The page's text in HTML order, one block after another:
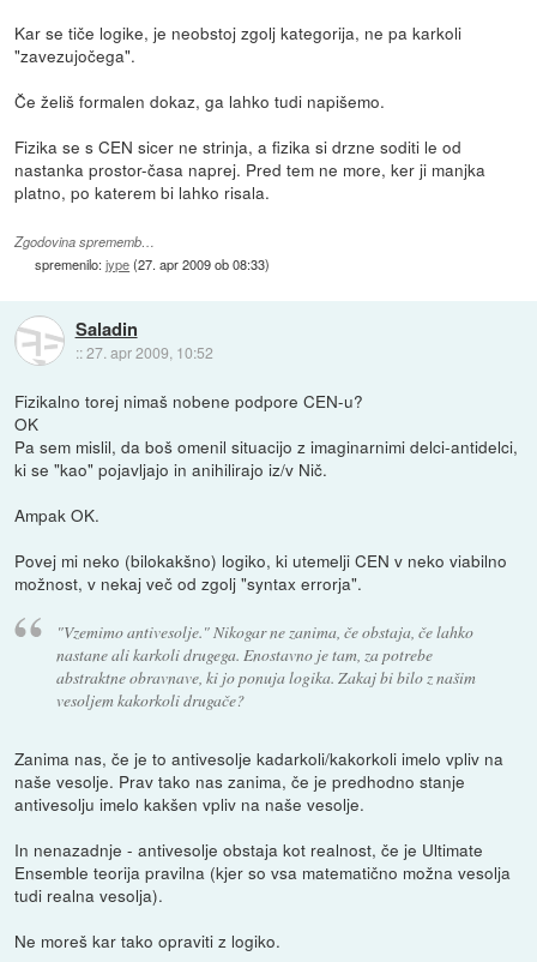
Kar se tiče logike, je neobstoj zgolj kategorija, ne pa karkoli
"zavezujočega".
Če želiš formalen dokaz, ga lahko tudi napišemo.
Fizika se s CEN sicer ne strinja, a fizika si drzne soditi le od
nastanka prostor-časa naprej. Pred tem ne more, ker ji manjka
platno, po katerem bi lahko risala.
Zgodovina sprememb…
spremenilo:jype(27. apr 2009 ob 08:33)
Saladin
::27. apr 2009, 10:52
Fizikalno torej nimaš nobene podpore CEN-u?
OK
Pa sem mislil, da boš omenil situacijo z imaginarnimi delci-antidelci,
ki se "kao" pojavljajo in anihilirajo iz/v Nič.
Ampak OK.
Povej mi neko (bilokakšno) logiko, ki utemelji CEN v neko viabilno
možnost, v nekaj več od zgolj "syntax errorja".
"Vzemimo antivesolje." Nikogar ne zanima, če obstaja, če lahko
nastane ali karkoli drugega. Enostavno je tam, za potrebe
abstraktne obravnave, ki jo ponuja logika. Zakaj bi bilo z našim
vesoljem kakorkoli drugače?
Zanima nas, če je to antivesolje kadarkoli/kakorkoli imelo vpliv na
naše vesolje. Prav tako nas zanima, če je predhodno stanje
antivesolju imelo kakšen vpliv na naše vesolje.
In nenazadnje - antivesolje obstaja kot realnost, če je Ultimate
Ensemble teorija pravilna (kjer so vsa matematično možna vesolja
tudi realna vesolja).
Ne moreš kar tako opraviti z logiko.